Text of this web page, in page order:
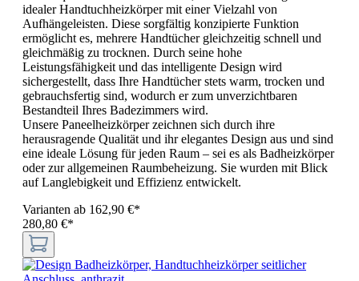
idealer Handtuchheizkörper mit einer Vielzahl von
Aufhängeleisten. Diese sorgfältig konzipierte Funktion
ermöglicht es, mehrere Handtücher gleichzeitig schnell und
gleichmäßig zu trocknen. Durch seine hohe
Leistungsfähigkeit und das intelligente Design wird
sichergestellt, dass Ihre Handtücher stets warm, trocken und
gebrauchsfertig sind, wodurch er zum unverzichtbaren
Bestandteil Ihres Badezimmers wird.
Unsere Paneelheizkörper zeichnen sich durch ihre
herausragende Qualität und ihr elegantes Design aus und sind
eine ideale Lösung für jeden Raum – sei es als Badheizkörper
oder zur allgemeinen Raumbeheizung. Sie wurden mit Blick
auf Langlebigkeit und Effizienz entwickelt.
Varianten ab 162,90 €*
280,80 €*